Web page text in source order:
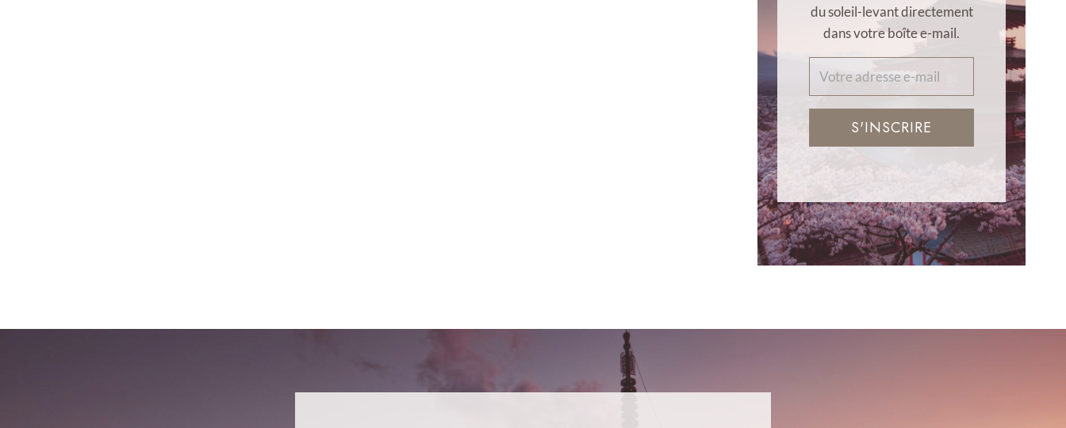
du soleil-levant directement
dans votre boîte e-mail.
S'INSCRIRE